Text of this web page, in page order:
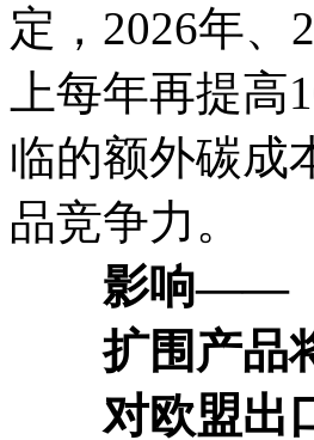
定，2026年、
上每年再提
临的额外碳成
品竞争力。
影响——
扩围产品
对欧盟出口